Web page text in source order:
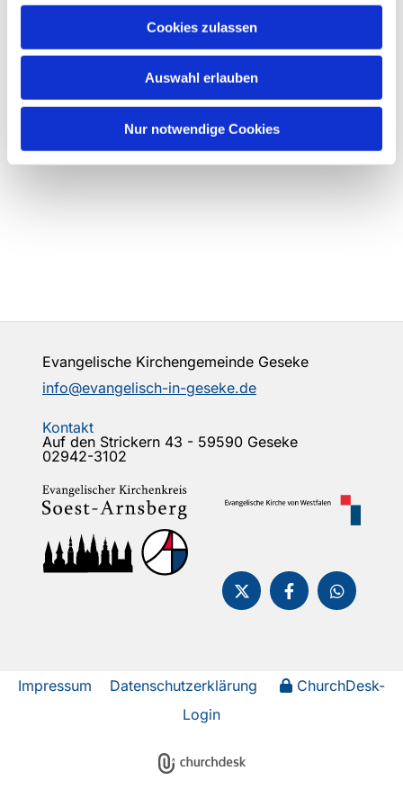
Cookies zulassen
Auswahl erlauben
Nur notwendige Cookies
Evangelische Kirchengemeinde Geseke
info@evangelisch-in-geseke.de
Kontakt
Auf den Strickern 43 - 59590 Geseke
02942-3102
Impressum Datenschutzerklärung
ChurchDesk-
Login